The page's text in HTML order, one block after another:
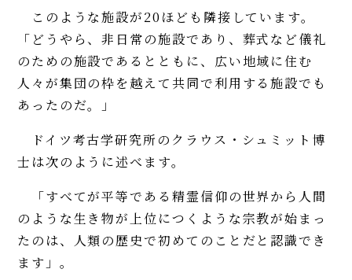
このような施設が20ほども隣接しています。
「どうやら、非日常の施設であり、葬式など儀礼
のための施設であるとともに、広い地域に住む
人々が集団の枠を越えて共同で利用する施設でも
あったのだ。」
ドイツ考古学研究所のクラウス・シュミット博
士は次のように述べます。
「すべてが平等である精霊信仰の世界から人間
のような生き物が上位につくような宗教が始まっ
たのは、人類の歴史で初めてのことだと認識でき
ます」。